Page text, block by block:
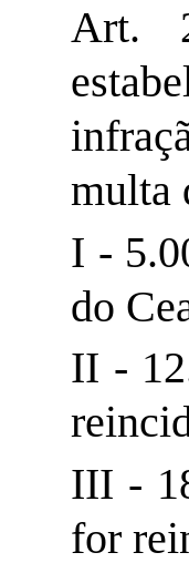
Art.
multa
I -
do
II -
III -
for